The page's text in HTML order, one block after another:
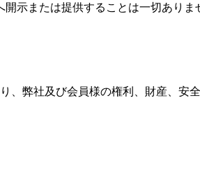
示または提供することは一切ありま
、弊社及び会員様の権利、財産、